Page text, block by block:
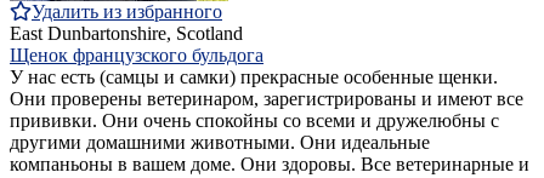
Удалить из избранного
East Dunbartonshire, Scotland
Щенок французского бульдога
У нас есть (самцы и самки) прекрасные особенные щенки.
Они проверены ветеринаром, зарегистрированы и имеют все
прививки. Они очень спокойны со всеми и дружелюбны с
другими домашними животными. Они идеальные
компаньоны в вашем доме. Они здоровы. Все ветеринарные и